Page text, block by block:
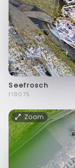
Seefrosch
f19075
Zoom